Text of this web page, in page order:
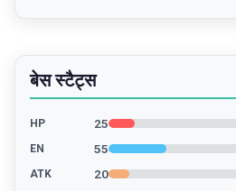
बेस स्टैट्स
HP 25
EN 55
ATK 20